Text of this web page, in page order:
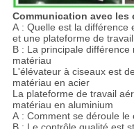
Communication avec les
A : Quelle est la différence
et une plateforme de
B : La principale
matériau
L'élévateur à ciseaux est
matériau en acier
La plateforme de travail
matériau en aluminium
A : Comment se déroule